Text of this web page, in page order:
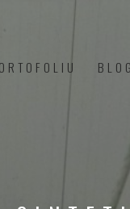
BLOG